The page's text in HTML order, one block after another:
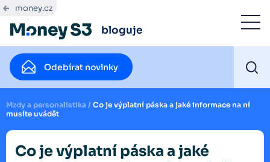
money.cz
bloguje
Odebírat novinky
Mzdy a personalistika / Co je výplatní páska a jaké informace na ní
musíte uvádět
Co je výplatní páska a jaké